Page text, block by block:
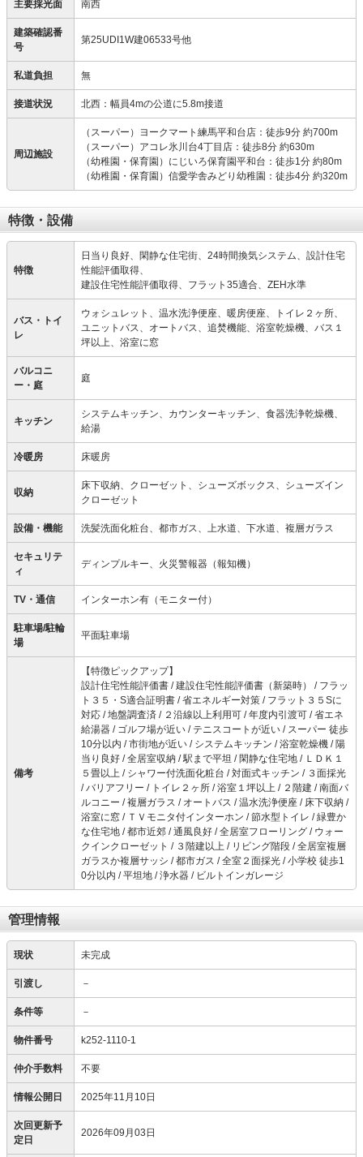
主要採光面 南西
建築確認番
号
第25UDI1W建06533号他
私道負担 無
接道状況 北西：幅員4mの公道に5.8m接道
周辺施設
（スーパー）ヨークマート練馬平和台店：徒歩9分 約700m
（スーパー）アコレ氷川台4丁目店：徒歩8分 約630m
（幼稚園・保育園）にじいろ保育園平和台：徒歩1分 約80m
（幼稚園・保育園）信愛学舎みどり幼稚園：徒歩4分 約320m
特徴・設備
特徴
日当り良好、閑静な住宅街、24時間換気システム、設計住宅
性能評価取得、
建設住宅性能評価取得、フラット35適合、ZEH水準
バス・トイ
レ
ウォシュレット、温水洗浄便座、暖房便座、トイレ２ヶ所、
ユニットバス、オートバス、追焚機能、浴室乾燥機、バス１
坪以上、浴室に窓
バルコニ
ー・庭
庭
キッチン
システムキッチン、カウンターキッチン、食器洗浄乾燥機、
給湯
冷暖房 床暖房
収納
床下収納、クローゼット、シューズボックス、シューズイン
クローゼット
設備・機能 洗髪洗面化粧台、都市ガス、上水道、下水道、複層ガラス
セキュリテ
ィ
ディンプルキー、火災警報器（報知機）
TV・通信 インターホン有（モニター付）
駐車場/駐輪
場
平面駐車場
備考
【特徴ピックアップ】
設計住宅性能評価書 / 建設住宅性能評価書（新築時） / フラッ
ト３５・S適合証明書 / 省エネルギー対策 / フラット３５Sに
対応 / 地盤調査済 / ２沿線以上利用可 / 年度内引渡可 / 省エネ
給湯器 / ゴルフ場が近い / テニスコートが近い / スーパー 徒歩
10分以内 / 市街地が近い / システムキッチン / 浴室乾燥機 / 陽
当り良好 / 全居室収納 / 駅まで平坦 / 閑静な住宅地 / ＬＤＫ１
５畳以上 / シャワー付洗面化粧台 / 対面式キッチン / ３面採光
/ バリアフリー / トイレ２ヶ所 / 浴室１坪以上 / ２階建 / 南面バ
ルコニー / 複層ガラス / オートバス / 温水洗浄便座 / 床下収納 /
浴室に窓 / ＴＶモニタ付インターホン / 節水型トイレ / 緑豊か
な住宅地 / 都市近郊 / 通風良好 / 全居室フローリング / ウォー
クインクローゼット / ３階建以上 / リビング階段 / 全居室複層
ガラスか複層サッシ / 都市ガス / 全室２面採光 / 小学校 徒歩1
0分以内 / 平坦地 / 浄水器 / ビルトインガレージ
管理情報
現状 未完成
引渡し －
条件等 －
物件番号 k252-1110-1
仲介手数料 不要
情報公開日 2025年11月10日
次回更新予
定日
2026年09月03日